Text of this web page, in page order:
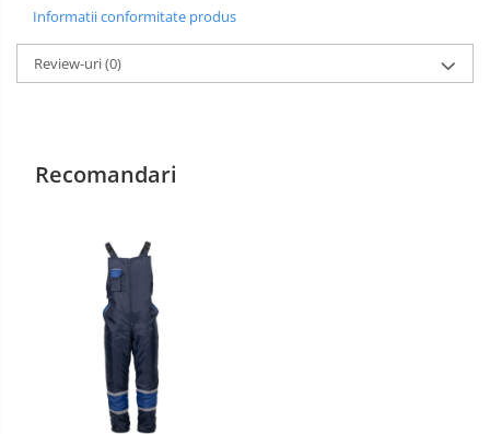
Caciuli
Antifoane
Viziere de protectie
Informatii conformitate produs
Review-uri(0)
Recomandari